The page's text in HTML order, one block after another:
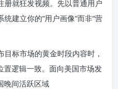
册就狂发视频。先以普通用户
建立你的”用户画像”而非”营
标市场的黄金时段内容时，
置逻辑一致。面向美国市场发
晚间活跃区域